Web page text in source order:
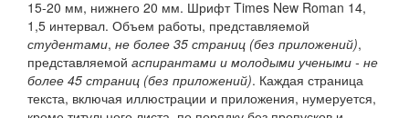
15-20 мм, нижнего 20 мм. Шрифт Times New Roman 14,
1,5 интервал. Объем работы, представляемой
студентами, не более 35 страниц (без приложений),
представляемой аспирантами и молодыми учеными - не
более 45 страниц (без приложений). Каждая страница
текста, включая иллюстрации и приложения, нумеруется,